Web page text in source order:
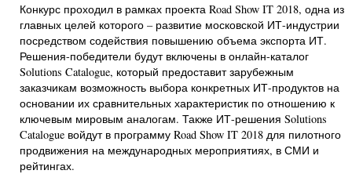
Конкурс проходил в рамках проекта Road Show IT 2018, одна из
главных целей которого – развитие московской ИТ-индустрии
посредством содействия повышению объема экспорта ИТ.
Решения-победители будут включены в онлайн-каталог
Solutions Catalogue, который предоставит зарубежным
заказчикам возможность выбора конкретных ИТ-продуктов на
основании их сравнительных характеристик по отношению к
ключевым мировым аналогам. Также ИТ-решения Solutions
Catalogue войдут в программу Road Show IT 2018 для пилотного
продвижения на международных мероприятиях, в СМИ и
рейтингах.